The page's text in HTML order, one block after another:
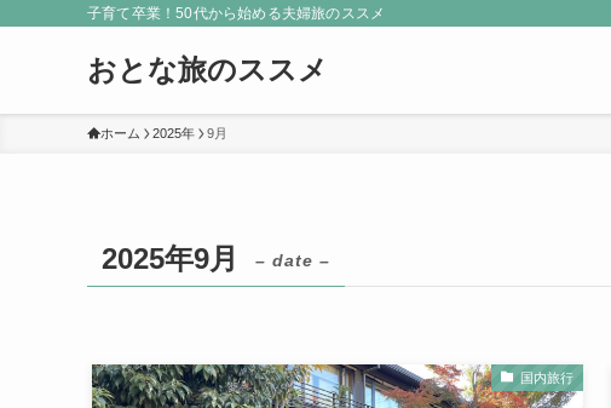
子育て卒業！50代から始める夫婦旅のススメ
おとな旅のススメ
ホーム 2025年 9月
2025年9月 – date –
国内旅行